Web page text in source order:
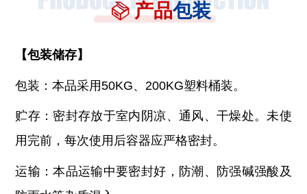
产品包装
【包装储存】
包装：本品采用50KG、200KG塑料桶装。
贮存：密封存放于室内阴凉、通风、干燥处。未使
用完前，每次使用后容器应严格密封。
运输：本品运输中要密封好，防潮、防强碱强酸及